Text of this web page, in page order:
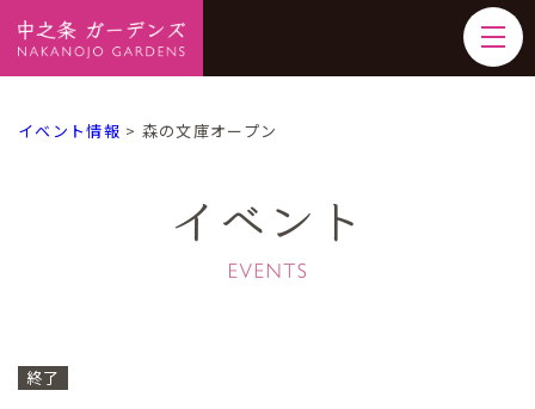
イベント情報 > 森の文庫オープン
イベント
終了